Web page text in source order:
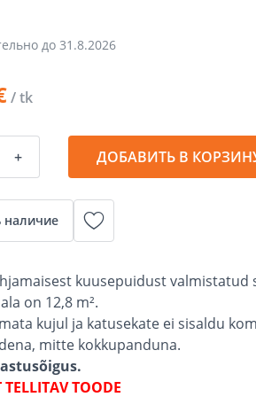
до 31.8.2026
/ tk
+ ДОБАВИТЬ В
наличие
kuusepuidust valmistatud
on 12,8 m².
kujul ja katusekate ei sisaldu
mitte kokkupanduna.
TOODE